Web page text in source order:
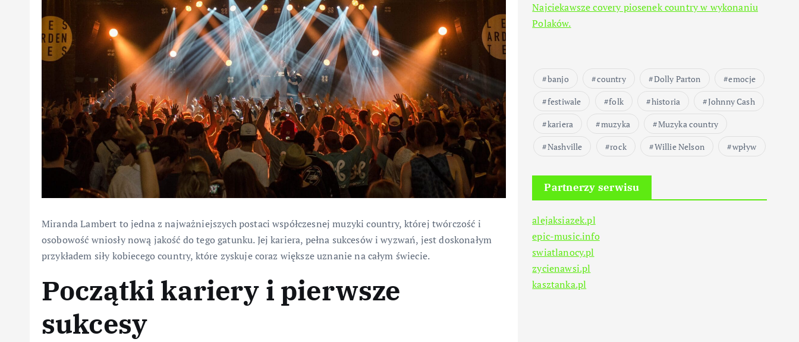
Miranda Lambert to jedna z najważniejszych postaci współczesnej muzyki country, której twórczość i
osobowość wniosły nową jakość do tego gatunku. Jej kariera, pełna sukcesów i wyzwań, jest doskonałym
przykładem siły kobiecego country, które zyskuje coraz większe uznanie na całym świecie.
Początki kariery i pierwsze
sukcesy
Najciekawsze covery piosenek country w wykonaniu
Polaków.
banjo country Dolly Parton
emocje
festiwale
folk historia
Johnny Cash
kariera
muzyka
Muzyka country
Nashville
rock Willie Nelson wpływ
Partnerzy serwisu
alejaksiazek.pl
epic-music.info
swiatlanocy.pl
zycienawsi.pl
kasztanka.pl